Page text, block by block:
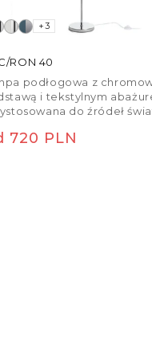
+3
RON 40
podłogowa z
i tekstylnym
do źródeł
regularna
720 PLN